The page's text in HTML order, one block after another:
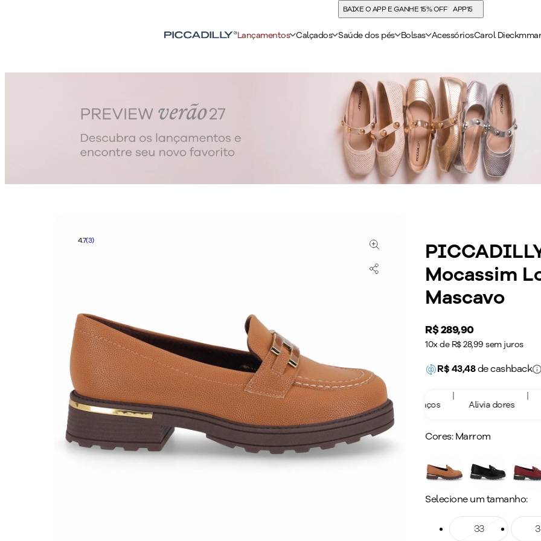
COMPRE E ACUMULE 15% DE CASHBACK
Lançamentos Calçados Saúde dos pés Bolsas AcessóriosCarol
4.7(3)
Mocassim
Mascavo
Price:
R$ 289,90
10x de R$ 28,99 sem juros
R$43,48de cashback
Estimula circulação
|
Previne varizes
|
Previne Inchaços Alivia dores Estimula
Cores:Marrom
Selecione um tamanho:
Tamanho: 33
33